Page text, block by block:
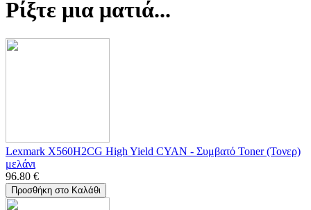
Ρίξτε μια ματιά...
Lexmark X560H2CG High Yield CYAN - Συμβατό Toner (Τονερ)
μελάνι
96.80 €
Προσθήκη στο Καλάθι